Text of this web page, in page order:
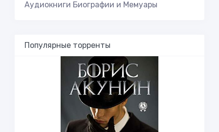
Аудиокниги Биографии и Мемуары
Популярные торренты